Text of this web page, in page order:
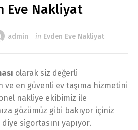
Eve Nakliyat
admin in Evden Eve Nakliyat
olarak siz değerli
ve en güvenli ev taşıma hizmetini
nakliye ekibimiz ile
gözümüz gibi bakıyor içiniz
sigortasını yapıyor.